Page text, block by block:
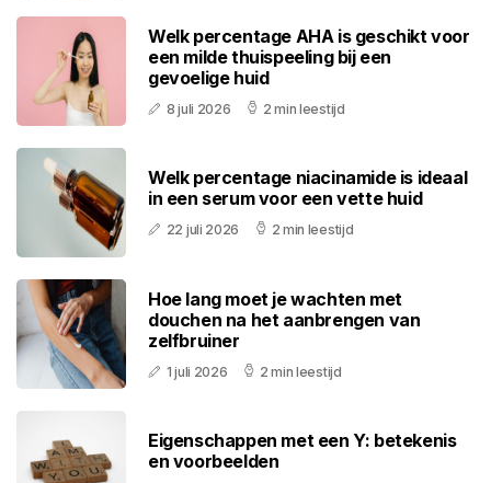
Welk percentage AHA is geschikt voor
een milde thuispeeling bij een
gevoelige huid
8 juli 2026 2 min leestijd
Welk percentage niacinamide is ideaal
in een serum voor een vette huid
22 juli 2026 2 min leestijd
Hoe lang moet je wachten met
douchen na het aanbrengen van
zelfbruiner
1 juli 2026 2 min leestijd
Eigenschappen met een Y: betekenis
en voorbeelden